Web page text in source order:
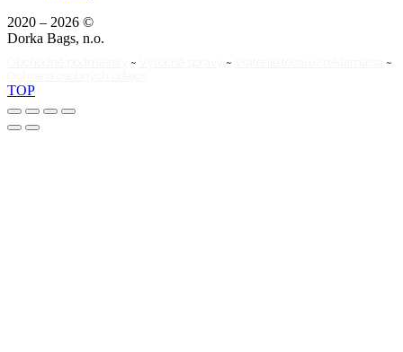
2020 – 2026 ©
Dorka Bags, n.o.
~ ~
~
TOP